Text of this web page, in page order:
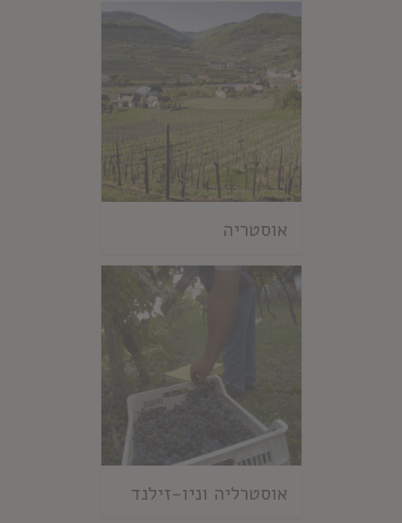
אוסטריה
אוסטרליה וניו-זילנד